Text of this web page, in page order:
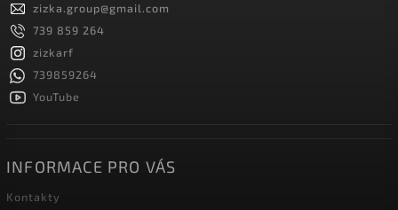
zizka.group@gmail.com
739 859 264
zizkarf
739859264
YouTube
INFORMACE PRO VÁS
Kontakty